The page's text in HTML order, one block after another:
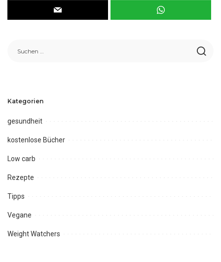
Kategorien
gesundheit
kostenlose Bücher
Low carb
Rezepte
Tipps
Vegane
Weight Watchers